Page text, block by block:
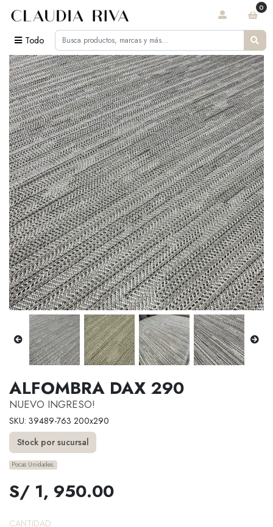
Todo
0
ALFOMBRA DAX 290
NUEVO INGRESO!
SKU: 39489-763 200x290
Stock por sucursal
Pocas Unidades.
S/ 1, 950.00
CANTIDAD